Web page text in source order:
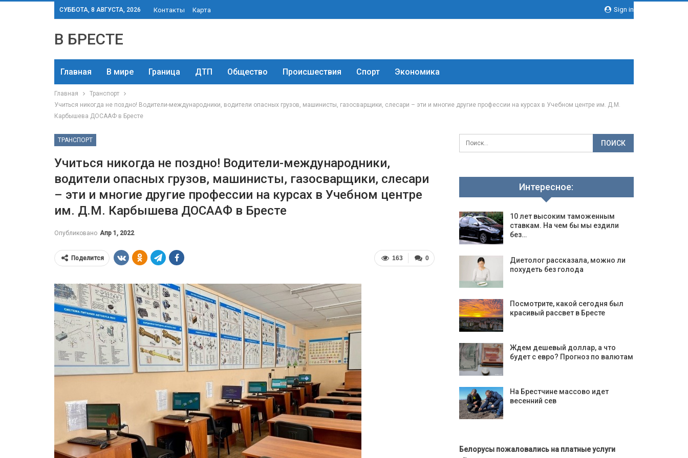
Sign in
СУББОТА, 8 АВГУСТА, 2026 Контакты Карта
В БРЕСТЕ
Главная В мире Граница ДТП Общество Происшествия Спорт Экономика
Главная
Транспорт
Учиться никогда не поздно! Водители-международники, водители опасных грузов, машинисты, газосварщики, слесари – эти и многие другие профессии на курсах в Учебном центре им. Д.М.
Карбышева ДОСААФ в Бресте
ТРАНСПОРТ
Учиться никогда не поздно! Водители-международники,
водители опасных грузов, машинисты, газосварщики, слесари
– эти и многие другие профессии на курсах в Учебном центре
им. Д.М. Карбышева ДОСААФ в Бресте
Опубликовано Апр 1, 2022
0
163
Поделится
Интересное:
10 лет высоким таможенным
ставкам. На чем бы мы ездили
без…
Диетолог рассказала, можно ли
похудеть без голода
Посмотрите, какой сегодня был
красивый рассвет в Бресте
Ждем дешевый доллар, а что
будет с евро? Прогноз по валютам
На Брестчине массово идет
весенний сев
Белорусы пожаловались на платные услуги